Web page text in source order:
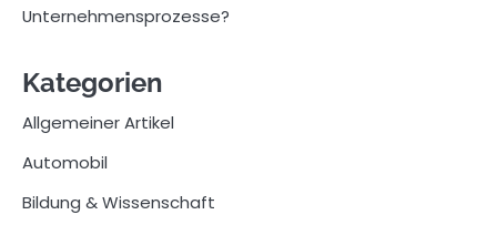
Unternehmensprozesse?
Kategorien
Allgemeiner Artikel
Automobil
Bildung & Wissenschaft